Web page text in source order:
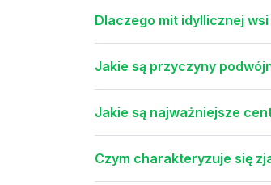
Dlaczego mit idyllicznej
Jakie są przyczyny
Jakie są najważniejsze
Czym charakteryzuje się